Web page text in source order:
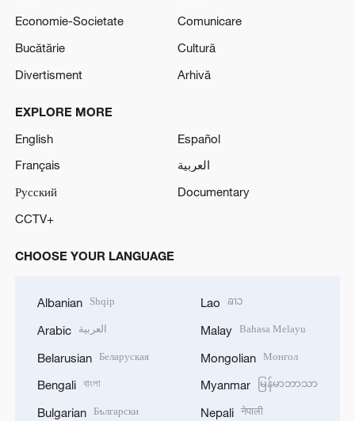
Economie-Societate
Comunicare
Bucătărie
Cultură
Divertisment
Arhivă
EXPLORE MORE
English
Español
Français
العربية
Русский
Documentary
CCTV+
CHOOSE YOUR LANGUAGE
Albanian Shqip
Arabic العربية
Belarusian Беларуская
Bengali বাংলা
Bulgarian Български
Lao ລາວ
Malay Bahasa Melayu
Mongolian Монгол
Myanmar မြန်မာဘာသာ
Nepali नेपाली